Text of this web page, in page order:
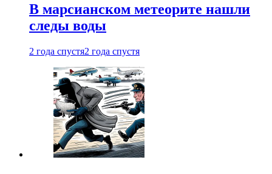
В марсианском метеорите нашли
следы воды
2 года спустя2 года спустя